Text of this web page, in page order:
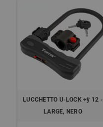
LUCCHETTO U-LOCK +ÿ 12 -
LARGE, NERO